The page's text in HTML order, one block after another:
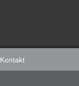
Kontakt